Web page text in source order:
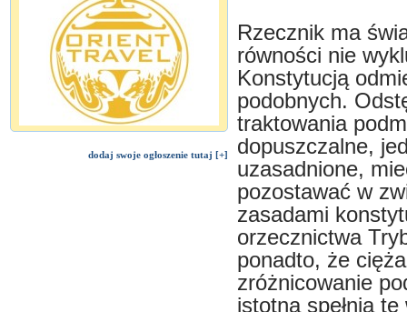
dodaj swoje ogłoszenie tutaj [+]
Rzecznik ma
równości nie
Konstytucją
podobnych.
traktowania
dopuszczalne,
uzasadnione,
pozostawać w
zasadami
orzecznictwa
ponadto, że
zróżnicowanie
istotną spełnia